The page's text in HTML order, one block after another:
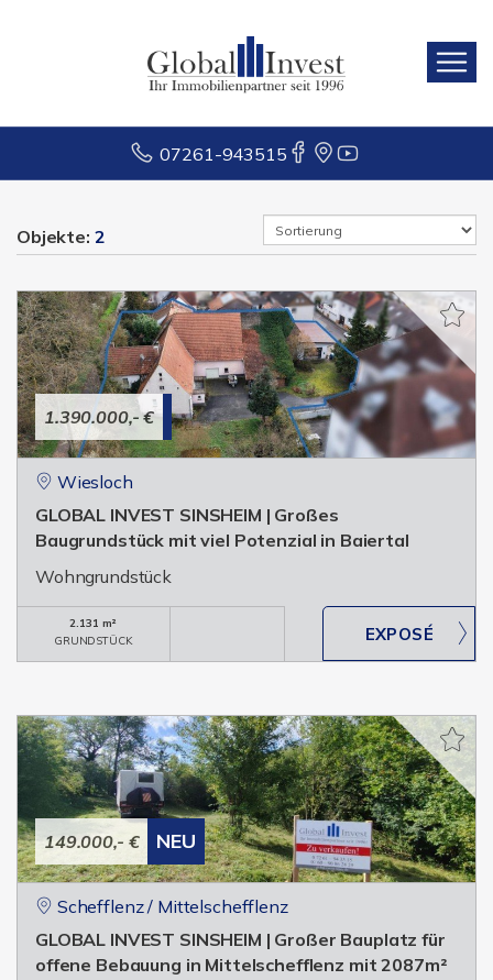
07261-943515
Objekte: 2
1.390.000,- €
Wiesloch
GLOBAL INVEST SINSHEIM | Großes
Baugrundstück mit viel Potenzial in Baiertal
Wohngrundstück
2.131 m²
GRUNDSTÜCK
149.000,- € NEU
Schefflenz / Mittelschefflenz
GLOBAL INVEST SINSHEIM | Großer Bauplatz für
offene Bebauung in Mittelschefflenz mit 2087m²